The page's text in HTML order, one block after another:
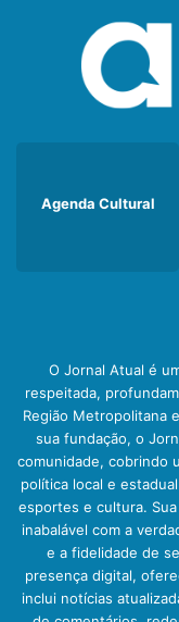
Agenda Cultural
O Jornal Atual é
respeitada,
Região Metropolitana
sua fundação, o
comunidade, cobrindo
política local e
esportes e cultura.
inabalável com a
e a fidelidade de
presença digital,
inclui notícias